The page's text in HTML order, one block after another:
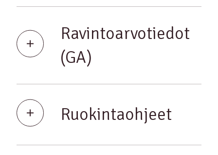
Ravintoarvotiedot
(GA)
Ruokintaohjeet